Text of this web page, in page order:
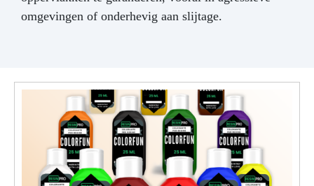
omgevingen of onderhevig aan slijtage.